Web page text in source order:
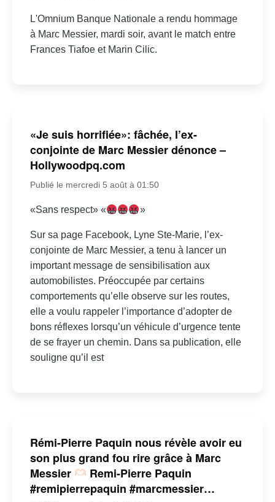
L'Omnium Banque Nationale a rendu hommage
à Marc Messier, mardi soir, avant le match entre
Frances Tiafoe et Marin Cilic.
«Je suis horrifiée»: fâchée, l’ex-
conjointe de Marc Messier dénonce –
Hollywoodpq.com
Publié le mercredi 5 août à 01:50
«Sans respect» « »
Sur sa page Facebook, Lyne Ste-Marie, l’ex-
conjointe de Marc Messier, a tenu à lancer un
important message de sensibilisation aux
automobilistes. Préoccupée par certains
comportements qu’elle observe sur les routes,
elle a voulu rappeler l’importance d’adopter de
bons réflexes lorsqu’un véhicule d’urgence tente
de se frayer un chemin. Dans sa publication, elle
souligne qu’il est
Rémi-Pierre Paquin nous révèle avoir eu
son plus grand fou rire grâce à Marc
Messier
Remi-Pierre Paquin
#remipierrepaquin #marcmessier…